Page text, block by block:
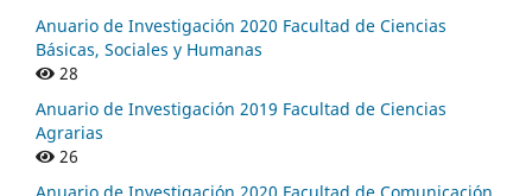
Anuario de Investigación 2020 Facultad de Ciencias
Básicas, Sociales y Humanas
28
Anuario de Investigación 2019 Facultad de Ciencias
Agrarias
26